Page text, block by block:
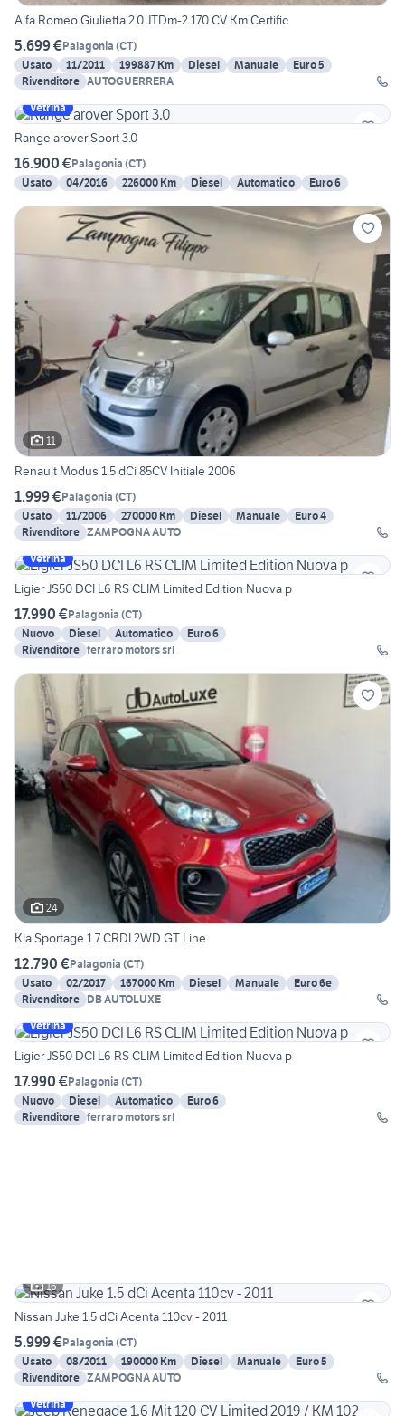
Alfa Romeo Giulietta 2.0 JTDm-2 170 CV Km Certific
5.699 €Palagonia (CT)
Usato
11/2011 199887 Km Diesel Manuale
Euro 5
Rivenditore AUTOGUERRERA
Vetrina
Range arover Sport 3.0
16.900 €Palagonia (CT)
Usato
04/2016 226000 Km Diesel Automatico Euro 6
11
Renault Modus 1.5 dCi 85CV Initiale 2006
1.999 €Palagonia (CT)
Usato
11/2006 270000 Km Diesel Manuale
Euro 4
Rivenditore ZAMPOGNA AUTO
Vetrina
Ligier JS50 DCI L6 RS CLIM Limited Edition Nuova p
17.990 €Palagonia (CT)
Nuovo
Diesel Automatico
Euro 6
Rivenditore ferraro motors srl
24
Kia Sportage 1.7 CRDI 2WD GT Line
12.790 €Palagonia (CT)
Usato
02/2017 167000 Km Diesel Manuale
Euro 6e
Rivenditore DB AUTOLUXE
Vetrina
Ligier JS50 DCI L6 RS CLIM Limited Edition Nuova p
17.990 €Palagonia (CT)
Nuovo
Diesel Automatico
Euro 6
Rivenditore ferraro motors srl
16
Nissan Juke 1.5 dCi Acenta 110cv - 2011
5.999 €Palagonia (CT)
Usato
08/2011 190000 Km Diesel Manuale
Euro 5
Rivenditore ZAMPOGNA AUTO
Vetrina